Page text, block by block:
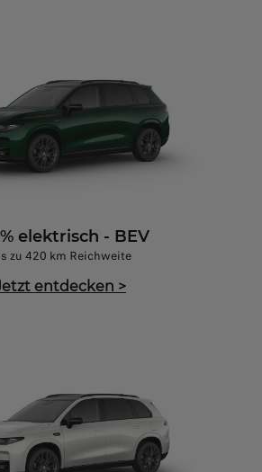
elektrisch - BEV
zu 420 km Reichweite
entdecken >